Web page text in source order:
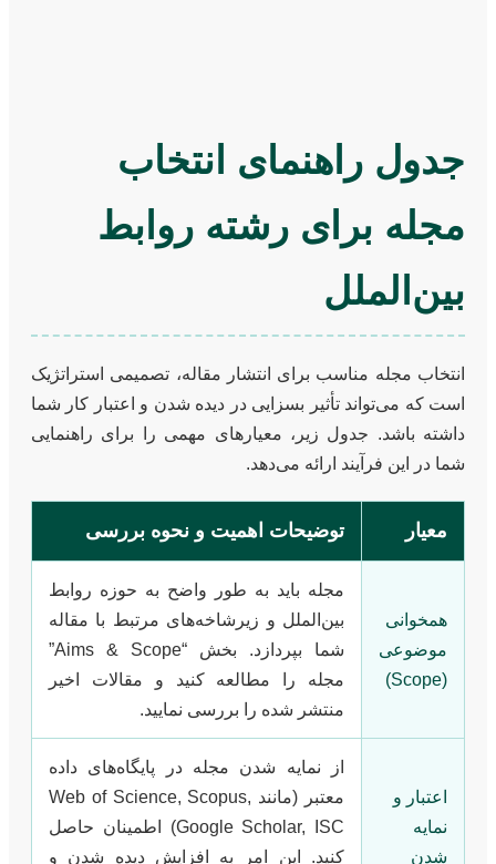
جدول راهنمای انتخاب
مجله برای رشته روابط
بین‌الملل
انتخاب مجله مناسب برای انتشار مقاله، تصمیمی استراتژیک
است که می‌تواند تأثیر بسزایی در دیده شدن و اعتبار کار شما
داشته باشد. جدول زیر، معیارهای مهمی را برای راهنمایی
شما در این فرآیند ارائه می‌دهد.
معیار توضیحات اهمیت و نحوه بررسی
همخوانی
موضوعی
(Scope)
مجله باید به طور واضح به حوزه روابط
بین‌الملل و زیرشاخه‌های مرتبط با مقاله
شما بپردازد. بخش “Aims & Scope”
مجله را مطالعه کنید و مقالات اخیر
منتشر شده را بررسی نمایید.
اعتبار و
نمایه
شدن
از نمایه شدن مجله در پایگاه‌های داده
معتبر (مانند Web of Science, Scopus,
Google Scholar, ISC) اطمینان حاصل
کنید. این امر به افزایش دیده شدن و